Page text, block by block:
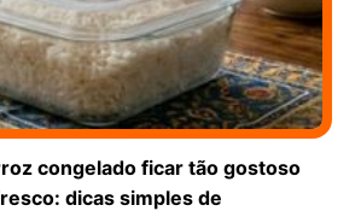
congelado ficar tão gostoso
dicas simples de